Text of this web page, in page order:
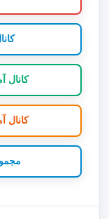
کانال
کانال